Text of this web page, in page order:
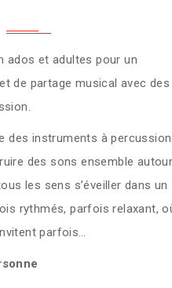
ados et adultes pour un
de partage musical avec des
des instruments à percussion
des sons ensemble autour
les sens s’éveiller dans un
rythmés, parfois relaxant,
parfois…